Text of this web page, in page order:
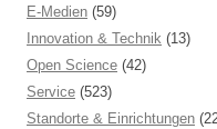
E-Medien (59)
Innovation & Technik (13)
Open Science (42)
Service (523)
Standorte & Einrichtungen